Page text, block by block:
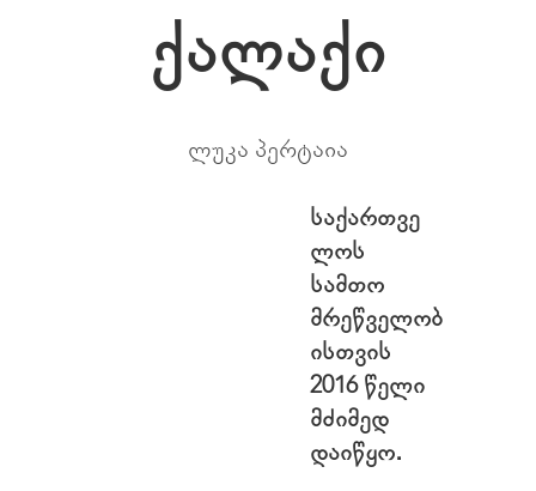
ქალაქი
ლუკა პერტაია
საქართვე
ლოს
სამთო
მრეწველობ
ისთვის
2016 წელი
მძიმედ
დაიწყო.